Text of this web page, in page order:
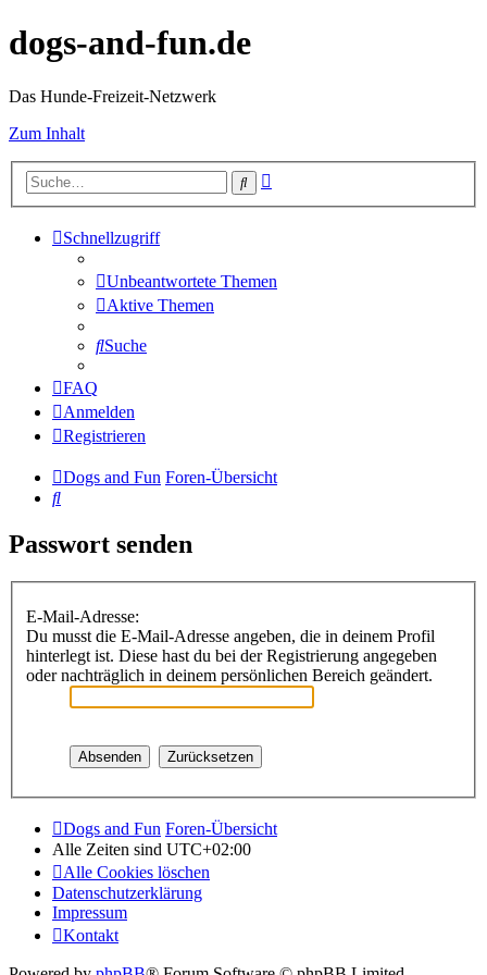
dogs-and-fun.de
Das Hunde-Freizeit-Netzwerk
Zum Inhalt
Suche
Schnellzugriff
Unbeantwortete Themen
Aktive Themen
Suche
FAQ
Anmelden
Registrieren
Dogs and Fun Foren-Übersicht
Suche
Passwort senden
E-Mail-Adresse:
Du musst die E-Mail-Adresse angeben, die in deinem Profil
hinterlegt ist. Diese hast du bei der Registrierung angegeben
oder nachträglich in deinem persönlichen Bereich geändert.
Dogs and Fun Foren-Übersicht
Alle Zeiten sind UTC+02:00
Alle Cookies löschen
Datenschutzerklärung
Impressum
Kontakt